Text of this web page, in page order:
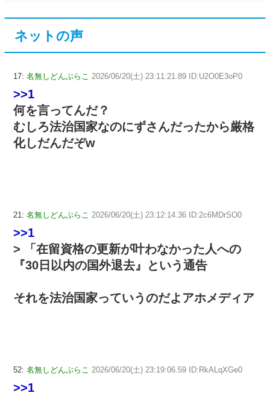
ネットの声
17: 名無しどんぶらこ 2026/06/20(土) 23:11:21.89 ID:U2O0E3oP0
>>1
何を言ってんだ？
むしろ法治国家なのにずさんだったから厳格
化しだんだぞw
21: 名無しどんぶらこ 2026/06/20(土) 23:12:14.36 ID:2c6MDrSO0
>>1
> 「在留資格の更新が叶わなかった人への
『30日以内の国外退去』という通告
それを法治国家っていうのだよアホメディア
52: 名無しどんぶらこ 2026/06/20(土) 23:19:06.59 ID:RkALqXGe0
>>1